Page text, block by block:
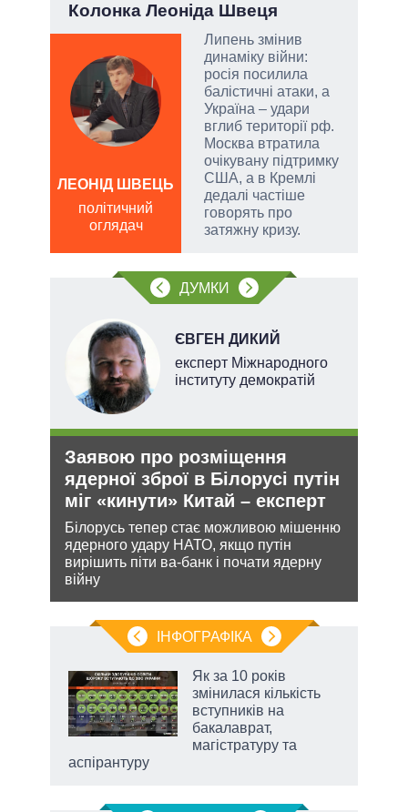
Колонка Леоніда Швеця
Липень змінив
динаміку війни:
росія посилила
балістичні атаки, а
Україна – удари
вглиб території рф.
Москва втратила
очікувану підтримку
США, а в Кремлі
дедалі частіше
говорять про
затяжну кризу.
ЛЕОНІД ШВЕЦЬ
політичний
оглядач
ДУМКИ
ЄВГЕН ДИКИЙ
експерт Міжнародного
інституту демократій
Заявою про розміщення
ядерної зброї в Білорусі путін
міг «кинути» Китай – експерт
Білорусь тепер стає можливою мішенню
ядерного удару НАТО, якщо путін
вирішить піти ва-банк і почати ядерну
війну
ІНФОГРАФІКА
Як за 10 років
змінилася кількість
вступників на
бакалаврат,
магістратуру та
аспірантуру